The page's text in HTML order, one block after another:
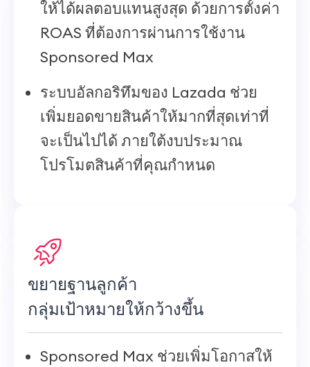
ให้ได้ผลตอบแทนสูงสุด ด้วยการตั้งค่า
ROAS ที่ต้องการผ่านการใช้งาน
Sponsored Max
ระบบอัลกอริทึมของ Lazada ช่วย
เพิ่มยอดขายสินค้าให้มากที่สุดเท่าที่
จะเป็นไปได้ ภายใต้งบประมาณ
โปรโมตสินค้าที่คุณกำหนด
ขยายฐานลูกค้า
กลุ่มเป้าหมายให้กว้างขึ้น
Sponsored Max ช่วยเพิ่มโอกาสให้